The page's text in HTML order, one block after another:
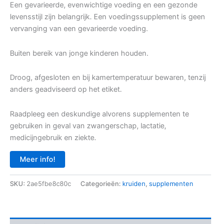
Een gevarieerde, evenwichtige voeding en een gezonde
levensstijl zijn belangrijk. Een voedingssupplement is geen
vervanging van een gevarieerde voeding.
Buiten bereik van jonge kinderen houden.
Droog, afgesloten en bij kamertemperatuur bewaren, tenzij
anders geadviseerd op het etiket.
Raadpleeg een deskundige alvorens supplementen te
gebruiken in geval van zwangerschap, lactatie,
medicijngebruik en ziekte.
Meer info!
SKU: 2ae5fbe8c80c Categorieën: kruiden, supplementen